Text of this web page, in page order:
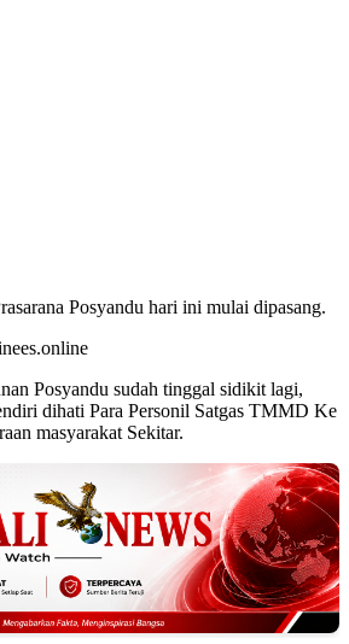
Posyandu hari ini mulai dipasang.
Posyandu sudah tinggal sidikit lagi,
dihati Para Personil Satgas TMMD Ke
masyarakat Sekitar.